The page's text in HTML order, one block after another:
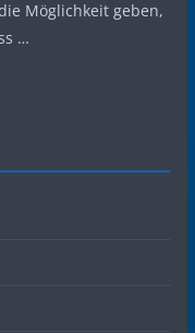
Möglichkeit geben,
…